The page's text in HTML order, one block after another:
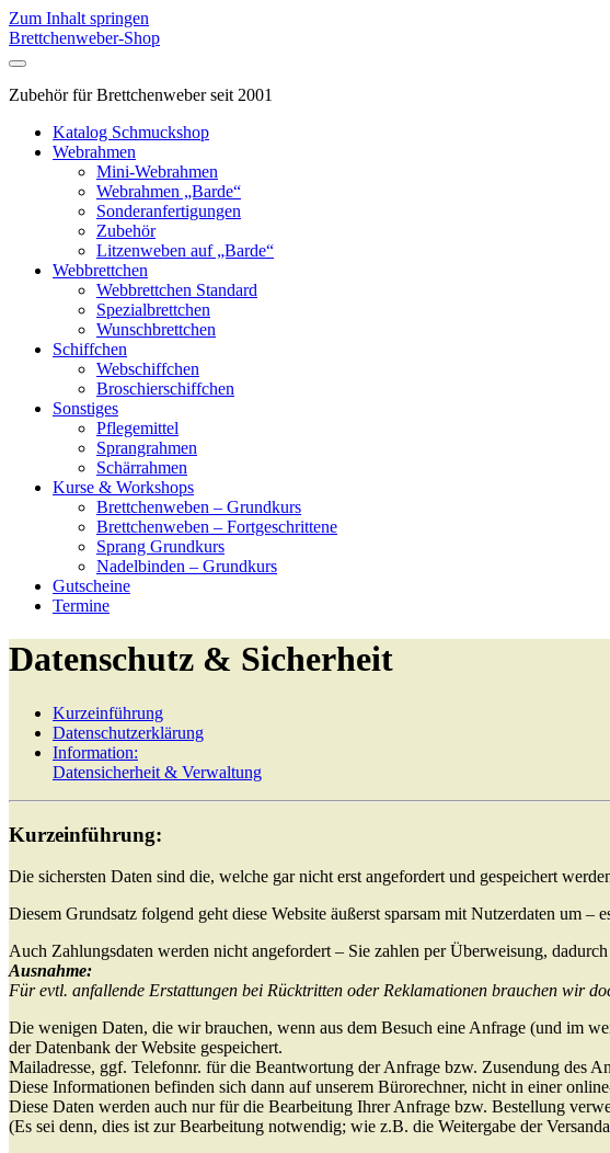
Zum Inhalt springen
Brettchenweber-Shop
Zubehör für Brettchenweber seit 2001
Katalog Schmuckshop
Webrahmen
Mini-Webrahmen
Webrahmen „Barde“
Sonderanfertigungen
Zubehör
Litzenweben auf „Barde“
Webbrettchen
Webbrettchen Standard
Spezialbrettchen
Wunschbrettchen
Schiffchen
Webschiffchen
Broschierschiffchen
Sonstiges
Pflegemittel
Sprangrahmen
Schärrahmen
Kurse & Workshops
Brettchenweben – Grundkurs
Brettchenweben – Fortgeschrittene
Sprang Grundkurs
Nadelbinden – Grundkurs
Gutscheine
Termine
Datenschutz & Sicherheit
Kurzeinführung
Datenschutzerklärung
Information:
Datensicherheit & Verwaltung
Kurzeinführung:
Die sichersten Daten sind die, welche gar nicht erst angefordert und gespeichert
Diesem Grundsatz folgend geht diese Website äußerst sparsam mit Nutzerdaten um
Auch Zahlungsdaten werden nicht angefordert – Sie zahlen per Überweisung,
Ausnahme:
Für evtl. anfallende Erstattungen bei Rücktritten oder Reklamationen brauchen wir
Die wenigen Daten, die wir brauchen, wenn aus dem Besuch eine Anfrage (und im
der Datenbank der Website gespeichert.
Mailadresse, ggf. Telefonnr. für die Beantwortung der Anfrage bzw. Zusendung des
Diese Informationen befinden sich dann auf unserem Bürorechner, nicht in einer
Diese Daten werden auch nur für die Bearbeitung Ihrer Anfrage bzw. Bestellung
(Es sei denn, dies ist zur Bearbeitung notwendig; wie z.B. die Weitergabe der